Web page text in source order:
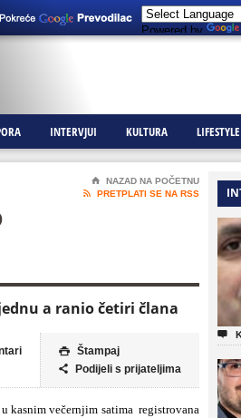
Powered by
INTERVJUI KULTURA LIFESTYLE
⌂
NAZAD NA POČETNU

PRETPLATI SE NA RSS
a ranio četiri člana
 Štampaj
 Podijeli s prijateljima
kasnim večernjim satima registrovana
